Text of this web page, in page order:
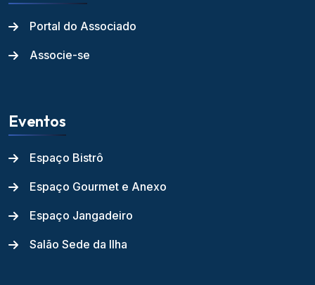
Portal do Associado
Associe-se
Eventos
Espaço Bistrô
Espaço Gourmet e Anexo
Espaço Jangadeiro
Salão Sede da Ilha